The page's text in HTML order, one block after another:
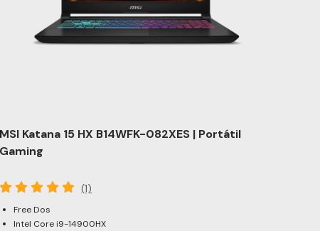
MSI Katana 15 HX B14WFK-082XES | Portátil
Gaming
(1)
Free Dos
Intel Core i9-14900HX